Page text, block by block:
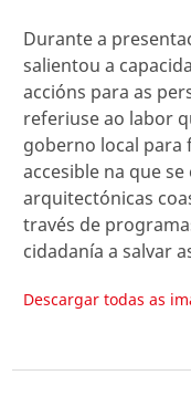
Durante a
salientou a
accións para as
referiuse ao labor
goberno local para
accesible na que
arquitectónicas
través de
cidadanía a salvar
Descargar todas as